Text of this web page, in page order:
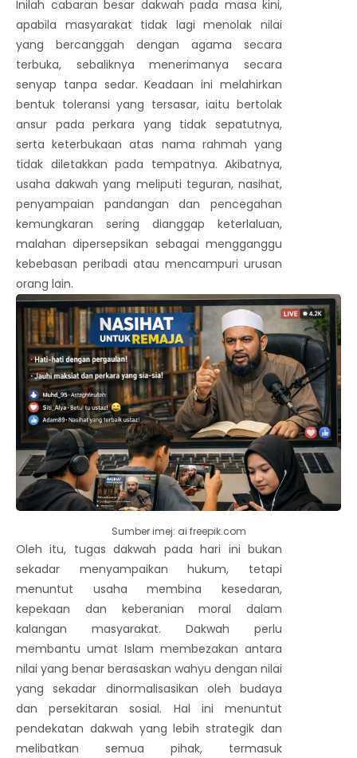
Inilah cabaran besar dakwah pada masa kini,
apabila masyarakat tidak lagi menolak nilai
yang bercanggah dengan agama secara
terbuka, sebaliknya menerimanya secara
senyap tanpa sedar. Keadaan ini melahirkan
bentuk toleransi yang tersasar, iaitu bertolak
ansur pada perkara yang tidak sepatutnya,
serta keterbukaan atas nama rahmah yang
tidak diletakkan pada tempatnya. Akibatnya,
usaha dakwah yang meliputi teguran, nasihat,
penyampaian pandangan dan pencegahan
kemungkaran sering dianggap keterlaluan,
malahan dipersepsikan sebagai mengganggu
kebebasan peribadi atau mencampuri urusan
orang lain.
Sumber imej: ai freepik.com
Oleh itu, tugas dakwah pada hari ini bukan
sekadar menyampaikan hukum, tetapi
menuntut usaha membina kesedaran,
kepekaan dan keberanian moral dalam
kalangan masyarakat. Dakwah perlu
membantu umat Islam membezakan antara
nilai yang benar berasaskan wahyu dengan nilai
yang sekadar dinormalisasikan oleh budaya
dan persekitaran sosial. Hal ini menuntut
pendekatan dakwah yang lebih strategik dan
melibatkan semua pihak, termasuk